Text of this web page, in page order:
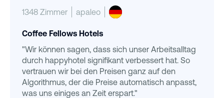
1348 Zimmer apaleo
Coffee Fellows Hotels
"Wir können sagen, dass sich unser Arbeitsalltag
durch happyhotel signifikant verbessert hat. So
vertrauen wir bei den Preisen ganz auf den
Algorithmus, der die Preise automatisch anpasst,
was uns einiges an Zeit erspart."